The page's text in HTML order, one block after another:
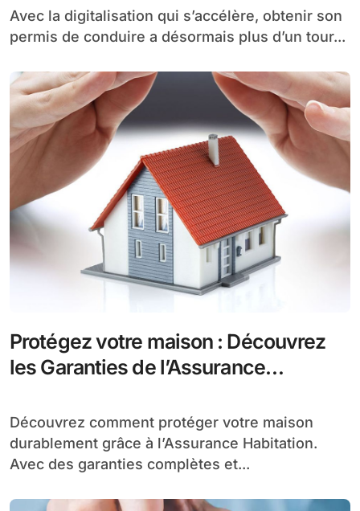
Avec la digitalisation qui s’accélère, obtenir son
permis de conduire a désormais plus d’un tour...
Protégez votre maison : Découvrez
les Garanties de l’Assurance
Découvrez comment protéger votre maison
durablement grâce à l’Assurance Habitation.
Avec des garanties complètes et...